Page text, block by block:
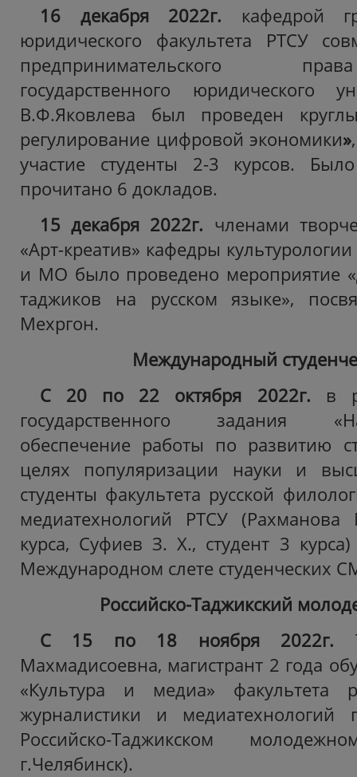
16 декабря 2022г. кафедрой
юридического факультета РТСУ
предпринимательского
государственного юридического
В.Ф.Яковлева был проведен
регулирование цифровой экономики»
участие студенты 2-3 курсов.
прочитано 6 докладов.
15 декабря 2022г. членами
«Арт-креатив» кафедры
и МО было проведено мероприятие
таджиков на русском языке»,
Мехргон.
Международный
С 20 по 22 октября 2022г. в
государственного задания
обеспечение работы по развитию
целях популяризации науки и
студенты факультета русской
медиатехнологий РТСУ
курса, Суфиев З. Х., студент 3
Международном слете студенческих
Российско-Таджикский
С 15 по 18 ноября 2022г.
Махмадисоевна, магистрант 2 года
«Культура и медиа» факультета
журналистики и медиатехнологий
Российско-Таджикском
г.Челябинск).